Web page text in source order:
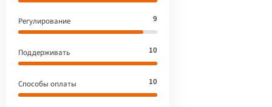
Регулирование 9
Поддерживать 10
Способы оплаты 10